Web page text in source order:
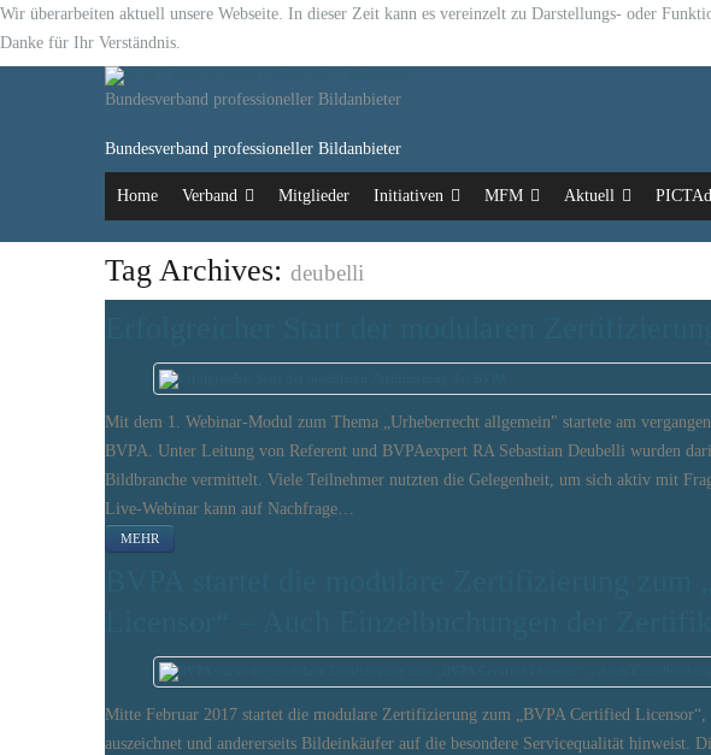
Wir überarbeiten aktuell unsere Webseite. In dieser Zeit kann es vereinzelt zu Darstellungs- oder
Danke für Ihr Verständnis.
Bundesverband professioneller Bildanbieter
Bundesverband professioneller Bildanbieter
Home Verband Mitglieder Initiativen MFM Aktuell
Tag Archives: deubelli
Mit dem 1. Webinar-Modul zum Thema „Urheberrecht allgemein" startete am
BVPA. Unter Leitung von Referent und BVPAexpert RA Sebastian Deubelli wurden
Bildbranche vermittelt. Viele Teilnehmer nutzten die Gelegenheit, um sich aktiv mit
Live-Webinar kann auf Nachfrage…
MEHR
Mitte Februar 2017 startet die modulare Zertifizierung zum „BVPA Certified
auszeichnet und andererseits Bildeinkäufer auf die besondere Servicequalität hinweist.